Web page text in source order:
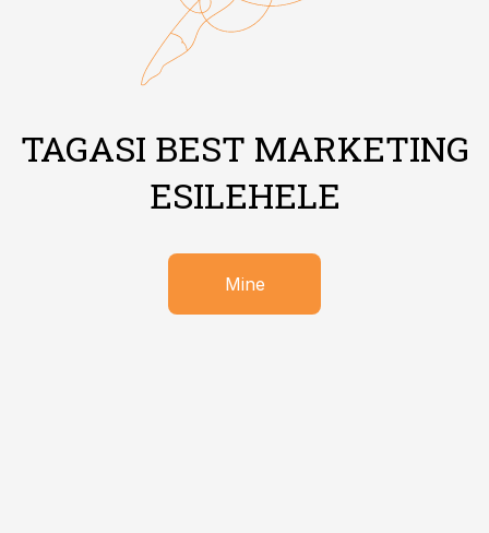
TAGASI BEST MARKETING
ESILEHELE
Mine